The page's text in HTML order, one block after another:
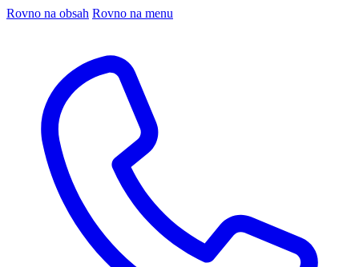
Rovno na obsah Rovno na menu